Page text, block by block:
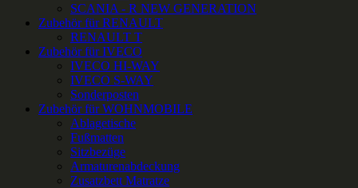
SCANIA - R NEW GENERATION
Zubehör für RENAULT
RENAULT T
Zubehör für IVECO
IVECO HI-WAY
IVECO S-WAY
Sonderposten
Zubehör für WOHNMOBILE
Ablagetische
Fußmatten
Sitzbezüge
Armaturenabdeckung
Zusatzbett Matratze